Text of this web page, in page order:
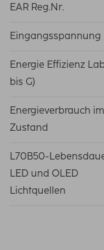
EAR Reg.Nr.
Eingangsspannung
Energie Effizienz
bis G)
Energieverbrauch
Zustand
L70B50-
LED und OLED
Lichtquellen